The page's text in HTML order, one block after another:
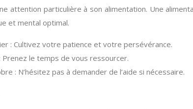
attention particulière à son alimentation. Une
et mental optimal.
: Cultivez votre patience et votre persévérance.
Prenez le temps de vous ressourcer.
: N’hésitez pas à demander de l’aide si nécessaire.